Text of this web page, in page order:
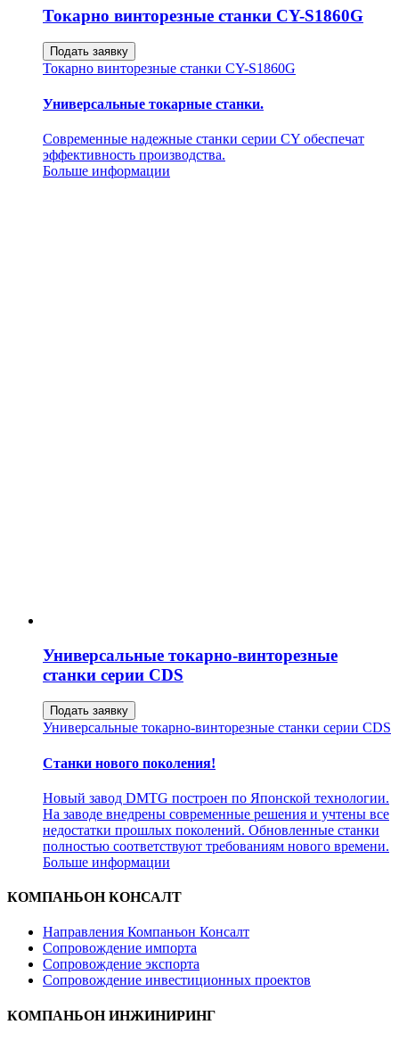
Токарно винторезные станки CY-S1860G
Подать заявку
Токарно винторезные станки CY-S1860G
Универсальные токарные станки.
Современные надежные станки серии CY обеспечат
эффективность производства.
Больше информации
Универсальные токарно-винторезные
станки cерии CDS
Подать заявку
Универсальные токарно-винторезные станки cерии CDS
Станки нового поколения!
Новый завод DMTG построен по Японской технологии.
На заводе внедрены современные решения и учтены все
недостатки прошлых поколений. Обновленные станки
полностью соответствуют требованиям нового времени.
Больше информации
КОМПАНЬОН КОНСАЛТ
Направления Компаньон Консалт
Сопровождение импорта
Сопровождение экспорта
Сопровождение инвестиционных проектов
КОМПАНЬОН ИНЖИНИРИНГ